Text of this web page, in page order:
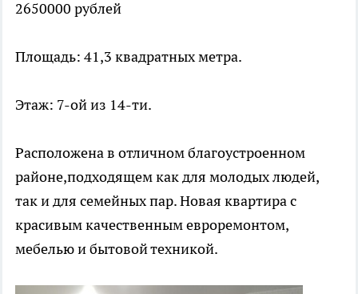
2650000 рублей
Площадь: 41,3 квадратных метра.
Этаж: 7-ой из 14-ти.
Расположена в отличном благоустроенном
районе,подходящем как для молодых людей,
так и для семейных пар. Новая квартира с
красивым качественным евроремонтом,
мебелью и бытовой техникой.